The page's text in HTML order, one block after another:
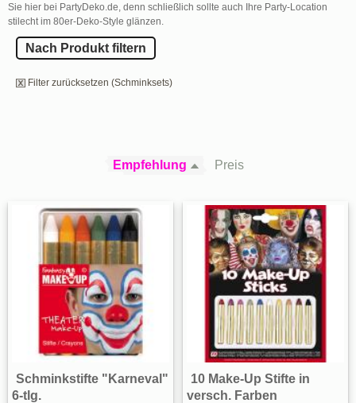
Sie hier bei PartyDeko.de, denn schließlich sollte auch Ihre Party-Location
stilecht im 80er-Deko-Style glänzen.
Nach Produkt filtern
Filter zurücksetzen (Schminksets)
Empfehlung Preis
Schminkstifte "Karneval"
6-tlg.
10 Make-Up Stifte in
versch. Farben